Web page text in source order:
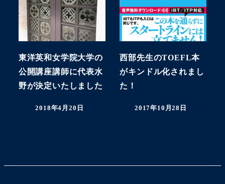
東洋英和女学院大学の
公開講座講師に代表水
野が決定いたしました
投稿日
2018年4月20日
西部先生のTOEFL本
がキンドル化されまし
た！
投稿日
2017年10月28日